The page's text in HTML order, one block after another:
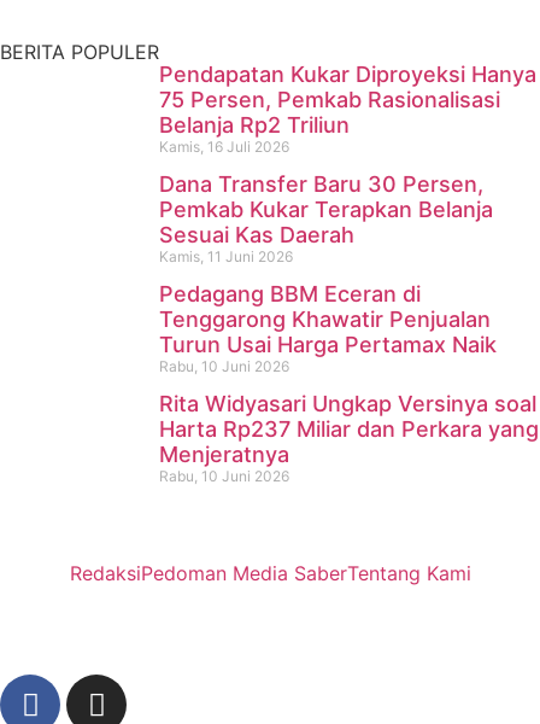
BERITA POPULER
Pendapatan Kukar Diproyeksi Hanya
75 Persen, Pemkab Rasionalisasi
Belanja Rp2 Triliun
Kamis, 16 Juli 2026
Dana Transfer Baru 30 Persen,
Pemkab Kukar Terapkan Belanja
Sesuai Kas Daerah
Kamis, 11 Juni 2026
Pedagang BBM Eceran di
Tenggarong Khawatir Penjualan
Turun Usai Harga Pertamax Naik
Rabu, 10 Juni 2026
Rita Widyasari Ungkap Versinya soal
Harta Rp237 Miliar dan Perkara yang
Menjeratnya
Rabu, 10 Juni 2026
RedaksiPedoman Media SaberTentang Kami